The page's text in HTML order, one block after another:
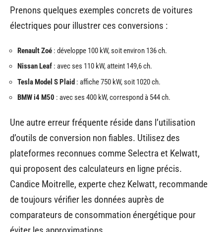
Prenons quelques exemples concrets de voitures
électriques pour illustrer ces conversions :
Renault Zoé : développe 100 kW, soit environ 136 ch.
Nissan Leaf : avec ses 110 kW, atteint 149,6 ch.
Tesla Model S Plaid : affiche 750 kW, soit 1020 ch.
BMW i4 M50 : avec ses 400 kW, correspond à 544 ch.
Une autre erreur fréquente réside dans l’utilisation
d’outils de conversion non fiables. Utilisez des
plateformes reconnues comme Selectra et Kelwatt,
qui proposent des calculateurs en ligne précis.
Candice Moitrelle, experte chez Kelwatt, recommande
de toujours vérifier les données auprès de
comparateurs de consommation énergétique pour